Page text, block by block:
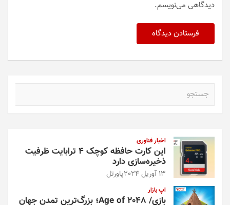
دیدگاهی می‌نویسم.
اخبار فناوری
این کارت حافظه کوچک ۴ ترابایت ظرفیت
ذخیره‌سازی دارد
13 آوریل 2024 پاورتل
اپ بازار
بازی/ Age of 2048؛ بزرگ‌ترین تمدن جهان